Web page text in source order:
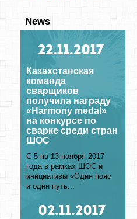
News
22.11.2017
Казахстанская
команда
сварщиков
получила награду
«Harmony medal»
на конкурсе по
сварке среди стран
ШОС
С 5 по 13 ноября 2017
года в рамках ШОС и
инициативы «Один пояс
и один путь...
02.11.2017